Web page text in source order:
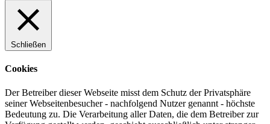
Schließen
Cookies
Der Betreiber dieser Webseite misst dem Schutz der Privatsphäre
seiner Webseitenbesucher - nachfolgend Nutzer genannt - höchste
Bedeutung zu. Die Verarbeitung aller Daten, die dem Betreiber zur